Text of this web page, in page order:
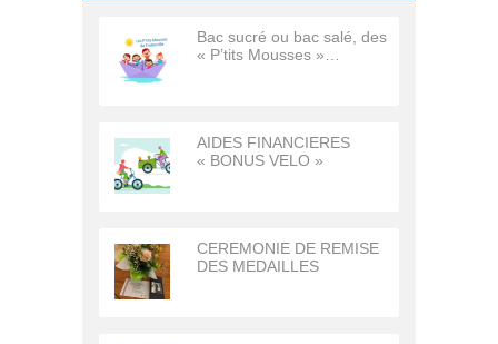
Bac sucré ou bac salé, des
« P’tits Mousses »…
AIDES FINANCIERES
« BONUS VELO »
CEREMONIE DE REMISE
DES MEDAILLES